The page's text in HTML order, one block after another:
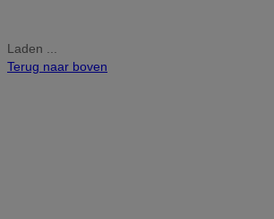
Laden ...
Terug naar boven